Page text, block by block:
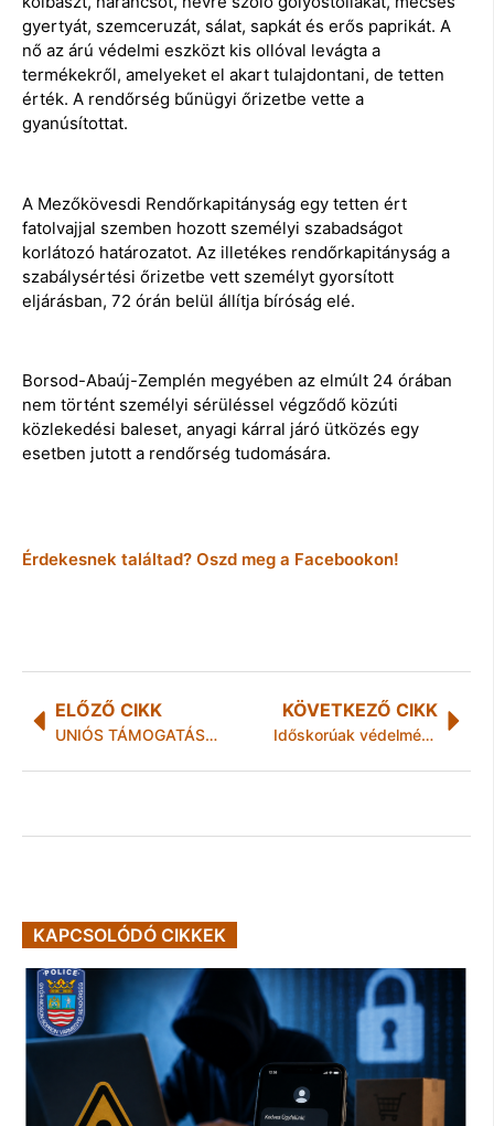
gyertyát, szemceruzát, sálat, sapkát és erős paprikát. A
nő az árú védelmi eszközt kis ollóval levágta a
termékekről, amelyeket el akart tulajdontani, de tetten
érték. A rendőrség bűnügyi őrizetbe vette a
gyanúsítottat.
A Mezőkövesdi Rendőrkapitányság egy tetten ért
fatolvajjal szemben hozott személyi szabadságot
korlátozó határozatot. Az illetékes rendőrkapitányság a
szabálysértési őrizetbe vett személyt gyorsított
eljárásban, 72 órán belül állítja bíróság elé.
Borsod-Abaúj-Zemplén megyében az elmúlt 24 órában
nem történt személyi sérüléssel végződő közúti
közlekedési baleset, anyagi kárral járó ütközés egy
esetben jutott a rendőrség tudomására.
Érdekesnek találtad? Oszd meg a Facebookon!
ELŐZŐ CIKK
UNIÓS TÁMOGATÁSBÓL VALÓSUT MEG HEJŐKERESZTÚR KÖZSÉG TELEPÜLÉSFEJLESZTÉSE
KÖVETKEZŐ CIKK
Időskorúak védelmében
KAPCSOLÓDÓ CIKKEK